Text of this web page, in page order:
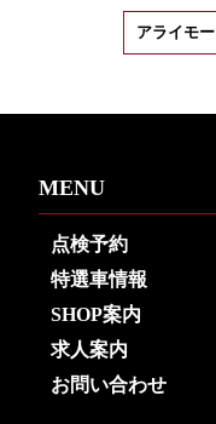
アライモ
MENU
点検予約
特選車情報
SHOP案内
求人案内
お問い合わせ